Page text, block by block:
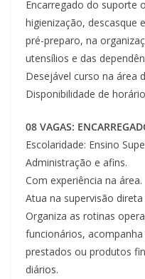
Encarregado do suporte
higienização, descasque
pré-preparo, na
utensílios e das
Desejável curso na área
Disponibilidade de
08 VAGAS:
Escolaridade: Ensino
Administração e afins.
Com experiência na área.
Atua na supervisão
Organiza as rotinas
funcionários,
prestados ou produtos
diários.